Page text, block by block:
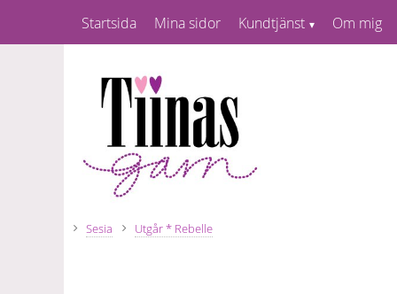
Startsida Mina sidor Kundtjänst Om mig
Sesia Utgår * Rebelle